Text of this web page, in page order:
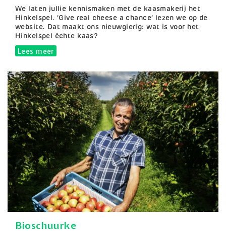
Samenvatting
We laten jullie kennismaken met de kaasmakerij het
Hinkelspel. ‘Give real cheese a chance’ lezen we op de
website. Dat maakt ons nieuwgierig: wat is voor het
Hinkelspel échte kaas?
Lees meerover Hinkelspel
Bioschuurke